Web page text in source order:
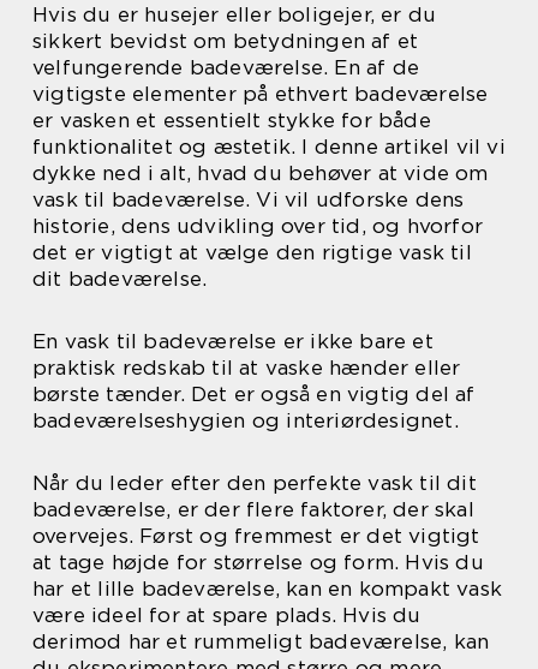
Hvis du er husejer eller boligejer, er du
sikkert bevidst om betydningen af et
velfungerende badeværelse. En af de
vigtigste elementer på ethvert badeværelse
er vasken et essentielt stykke for både
funktionalitet og æstetik. I denne artikel vil vi
dykke ned i alt, hvad du behøver at vide om
vask til badeværelse. Vi vil udforske dens
historie, dens udvikling over tid, og hvorfor
det er vigtigt at vælge den rigtige vask til
dit badeværelse.
En vask til badeværelse er ikke bare et
praktisk redskab til at vaske hænder eller
børste tænder. Det er også en vigtig del af
badeværelseshygien og interiørdesignet.
Når du leder efter den perfekte vask til dit
badeværelse, er der flere faktorer, der skal
overvejes. Først og fremmest er det vigtigt
at tage højde for størrelse og form. Hvis du
har et lille badeværelse, kan en kompakt vask
være ideel for at spare plads. Hvis du
derimod har et rummeligt badeværelse, kan